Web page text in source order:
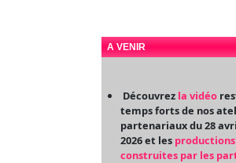
A VENIR
Découvrez la vidéo
temps forts de nos
partenariaux du 28
2026 et les
construites par les